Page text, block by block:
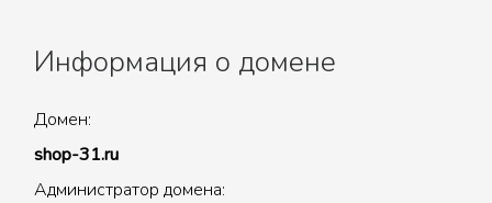
Информация о домене
Домен:
shop-31.ru
Администратор домена: